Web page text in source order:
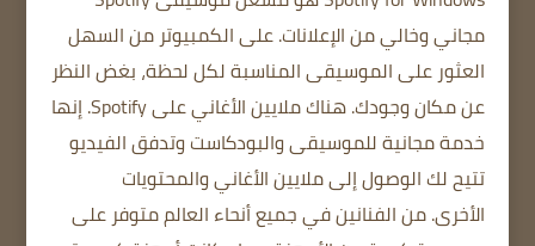
مجاني وخالي من الإعلانات.على الكمبيوترمن السهل
العثور على الموسيقى المناسبة لكل لحظة، بغض النظر
عن مكان وجودك.هناك ملايين الأغاني على Spotify.
إنها
خدمة مجانية للموسيقى والبودكاست وتدفق الفيديو
تتيح لك الوصول إلى ملايين الأغاني والمحتويات
الأخرى.من الفنانين في جميع أنحاء العالممتوفر على